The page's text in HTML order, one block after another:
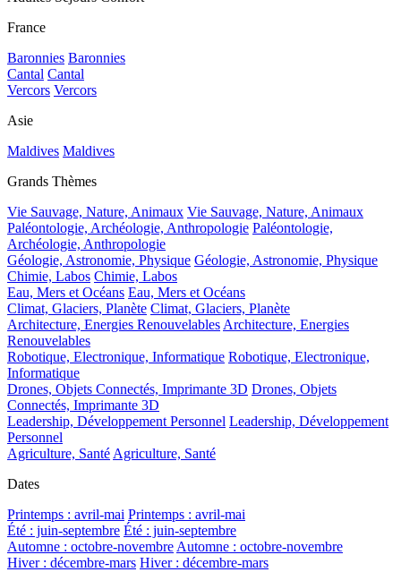
France
Baronnies Baronnies
Cantal Cantal
Vercors Vercors
Asie
Maldives Maldives
Grands Thèmes
Vie Sauvage, Nature, Animaux Vie Sauvage, Nature, Animaux
Paléontologie, Archéologie, Anthropologie Paléontologie,
Archéologie, Anthropologie
Géologie, Astronomie, Physique Géologie, Astronomie, Physique
Chimie, Labos Chimie, Labos
Eau, Mers et Océans Eau, Mers et Océans
Climat, Glaciers, Planète Climat, Glaciers, Planète
Architecture, Energies RenouvelablesArchitecture, Energies
Renouvelables
Robotique, Electronique, Informatique Robotique, Electronique,
Informatique
Drones, Objets Connectés, Imprimante 3D Drones, Objets
Connectés, Imprimante 3D
Leadership, Développement Personnel Leadership, Développement
Personnel
Agriculture, SantéAgriculture, Santé
Dates
Printemps : avril-mai Printemps : avril-mai
Été : juin-septembre Été : juin-septembre
Automne : octobre-novembreAutomne : octobre-novembre
Hiver : décembre-mars Hiver : décembre-mars